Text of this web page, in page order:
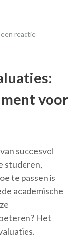
reactie
voor
succesvol
studeren,
te passen is
academische
Het